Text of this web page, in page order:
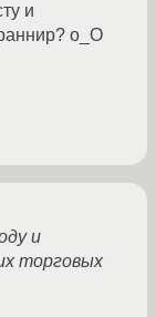
и
о_О
и
торговых